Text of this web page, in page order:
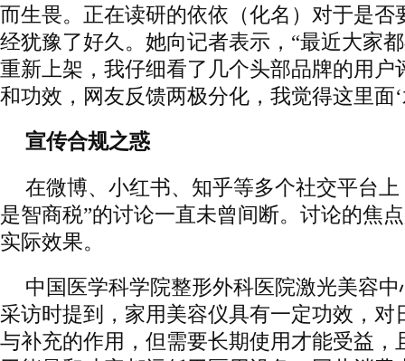
而生畏。正在读研的依依（化名）对于是否
经犹豫了好久。她向记者表示，“最近大家
重新上架，我仔细看了几个头部品牌的用户
和功效，网友反馈两极分化，我觉得这里面
宣传合规之惑
在微博、小红书、知乎等多个社交平台
是智商税”的讨论一直未曾间断。讨论的焦
实际效果。
中国医学科学院整形外科医院激光美容
采访时提到，家用美容仪具有一定功效，对
与补充的作用，但需要长期使用才能受益，